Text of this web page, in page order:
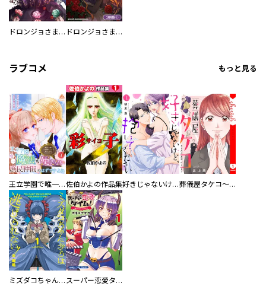
ドロンジョさまは転生しても悪役令嬢のままだった ドロンジョさまは転生しても悪役令嬢のままだった【分冊版】
ラブコメ もっと見る
王立学園で唯一魔法が使えない庶民仲間のはずですよね～実は王子様で私を溺愛しているなんて告白はやめてください～佐伯かよの作品集 好きじゃないけど、抱いてください【電子単行本版／特典おまけ付き】 葬儀屋タケコ～あなたの最期、叶えます【電子単行本版】
ミズダコちゃんからは逃げられない！ スーパー恋愛タイム！～現場でドＳな彼女は自宅でデレる～